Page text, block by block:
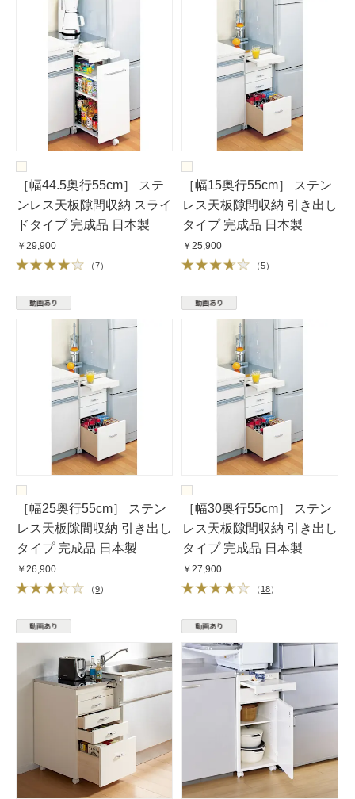
［幅44.5奥行55cm］ ステ
ンレス天板隙間収納 スライ
ドタイプ 完成品 日本製
￥29,900
（7）
［幅15奥行55cm］ ステン
レス天板隙間収納 引き出し
タイプ 完成品 日本製
￥25,900
（5）
［幅25奥行55cm］ ステン
レス天板隙間収納 引き出し
タイプ 完成品 日本製
￥26,900
（9）
［幅30奥行55cm］ ステン
レス天板隙間収納 引き出し
タイプ 完成品 日本製
￥27,900
（ 18）